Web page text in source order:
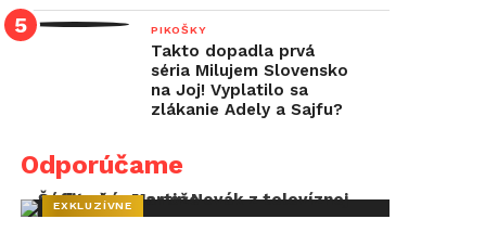
PIKOŠKY
Takto dopadla prvá
séria Milujem Slovensko
na Joj! Vyplatilo sa
zlákanie Adely a Sajfu?
Odporúčame
EXKLUZÍVNE